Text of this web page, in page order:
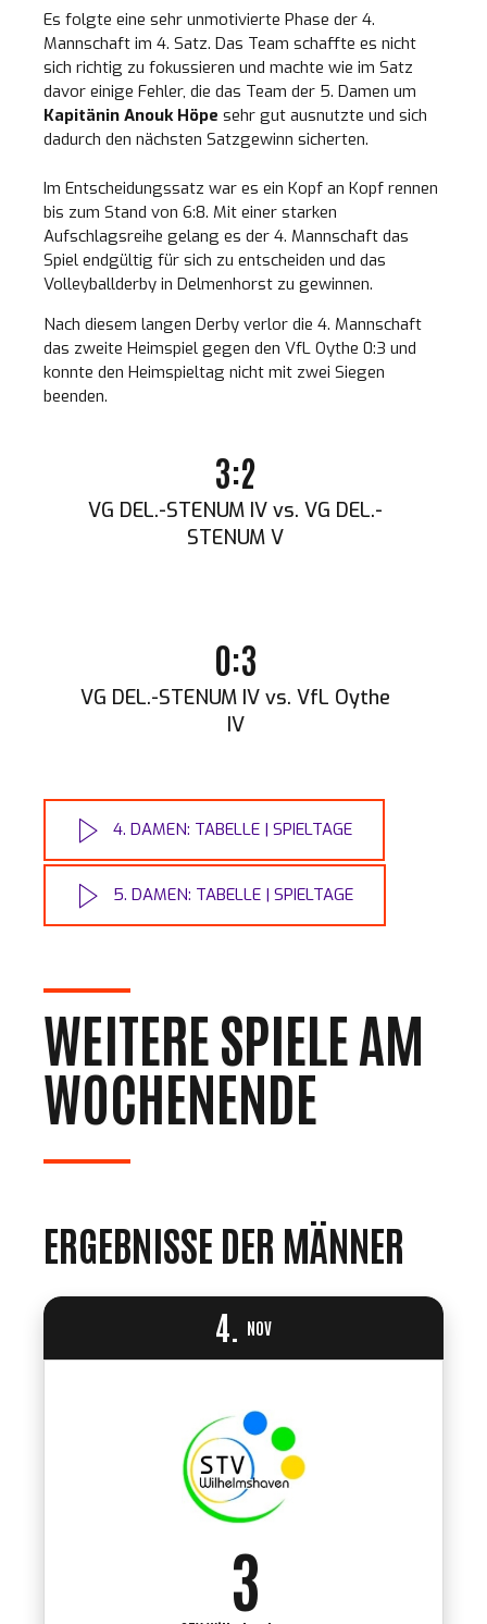
Es folgte eine sehr unmotivierte Phase der 4.
Mannschaft im 4. Satz. Das Team schaffte es nicht
sich richtig zu fokussieren und machte wie im Satz
davor einige Fehler, die das Team der 5. Damen um
Kapitänin Anouk Höpe sehr gut ausnutzte und sich
dadurch den nächsten Satzgewinn sicherten.
Im Entscheidungssatz war es ein Kopf an Kopf rennen
bis zum Stand von 6:8. Mit einer starken
Aufschlagsreihe gelang es der 4. Mannschaft das
Spiel endgültig für sich zu entscheiden und das
Volleyballderby in Delmenhorst zu gewinnen.
Nach diesem langen Derby verlor die 4. Mannschaft
das zweite Heimspiel gegen den VfL Oythe 0:3 und
konnte den Heimspieltag nicht mit zwei Siegen
beenden.
3:2
VG DEL.-STENUM IV vs. VG DEL.-
STENUM V
0:3
VG DEL.-STENUM IV vs. VfL Oythe
IV
4. DAMEN: TABELLE | SPIELTAGE
5. DAMEN: TABELLE | SPIELTAGE
WEITERE SPIELE AM
WOCHENENDE
ERGEBNISSE DER MÄNNER
4. NOV
0
1
2
3